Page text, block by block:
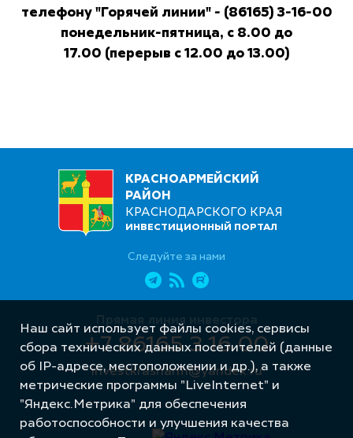
телефону "Горячей линии" - (86165) 3-16-00
понедельник-пятница, с 8.00 до
17.00 (перерыв с 12.00 до 13.00)
КРАСНОАРМЕЙСКИЙ
РАЙОН
КРАСНОДАРСКОГО КРАЯ
ИНВЕСТИЦИОННЫЙ ПОРТАЛ
Следуйте за нами
Прямая линия инвестора
+7 86165 3 16 00
investkrasnarm@yandex.ru
Наш сайт использует файлы cookies, сервисы
сбора технических данных посетителей (данные
об IP-адресе, местоположении и др.), а также
метрические программы "LiveInternet" и
"Яндекс.Метрика" для обеспечения
работоспособности и улучшения качества